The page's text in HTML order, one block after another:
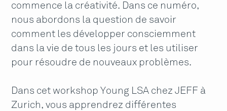
commence la créativité. Dans ce numéro,
nous abordons la question de savoir
comment les développer consciemment
dans la vie de tous les jours et les utiliser
pour résoudre de nouveaux problèmes.
Dans cet workshop Young LSA chez JEFF à
Zurich, vous apprendrez différentes